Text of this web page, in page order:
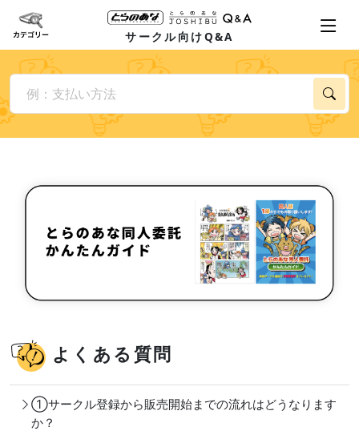
サークル向けQ&A
よくある質問
①サークル登録から販売開始までの流れはどうなります
か？